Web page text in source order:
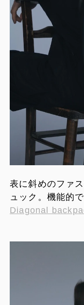
表に斜めのファ
ュック。機能的
Diagonal